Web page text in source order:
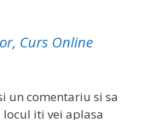
Curs Online
un comentariu si sa
iti vei aplasa